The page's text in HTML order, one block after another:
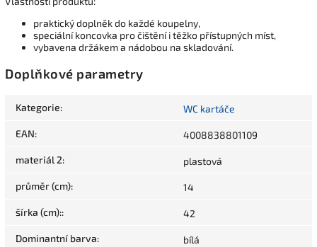
praktický doplněk do každé koupelny,
speciální koncovka pro čištění i těžko přístupných míst,
vybavena držákem a nádobou na skladování.
Doplňkové parametry
Kategorie: WC kartáče
EAN: 4008838801109
materiál 2: plastová
průměr (cm): 14
šírka (cm):: 42
Dominantní barva: bílá